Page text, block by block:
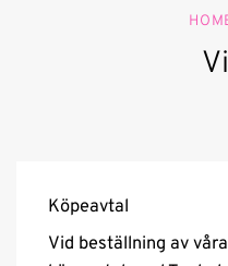
Köpeavtal
Vid beställning av